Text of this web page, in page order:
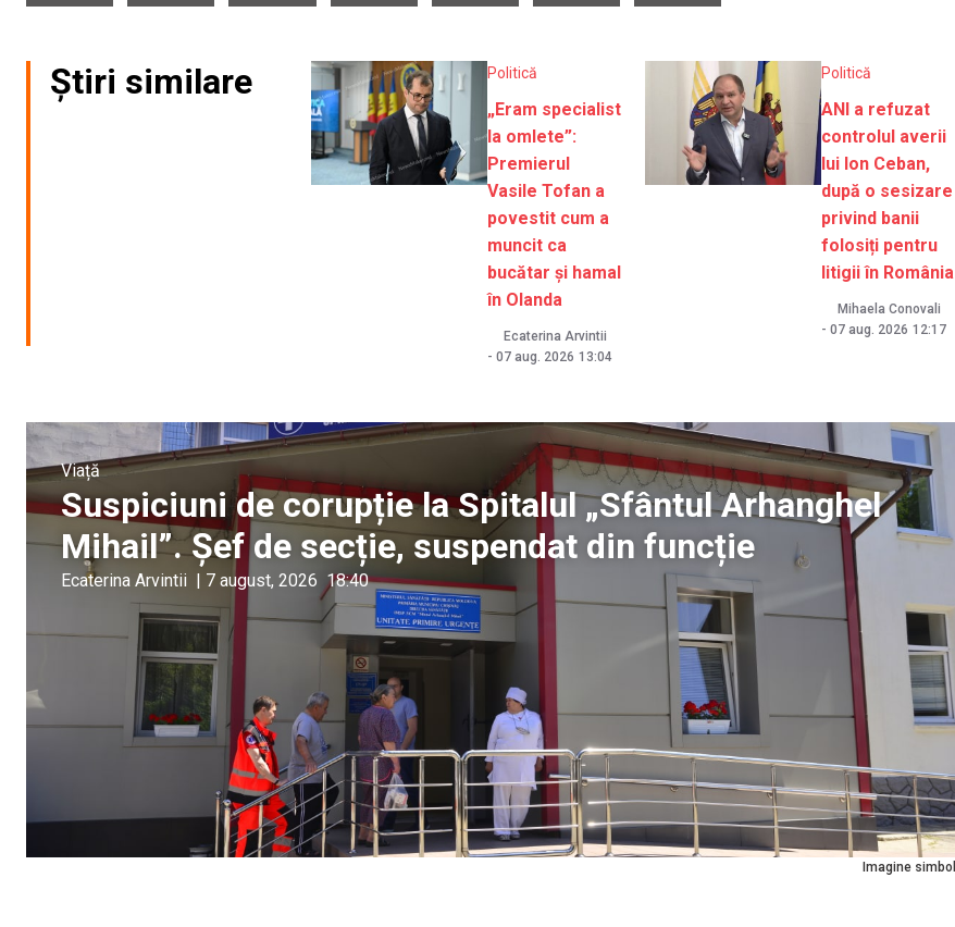
Știri similare Politică
„Eram specialist
la omlete”:
Premierul
Vasile Tofan a
povestit cum a
muncit ca
bucătar și hamal
în Olanda
Ecaterina Arvintii
- 07 aug. 2026 13:04
Politică
ANI a refuzat
controlul averii
lui Ion Ceban,
după o sesizare
privind banii
folosiți pentru
litigii în România
Mihaela Conovali
- 07 aug. 2026 12:17
Imagine simbol
Viață
Suspiciuni de corupție la Spitalul „Sfântul Arhanghel
Mihail”. Șef de secție, suspendat din funcție
Ecaterina Arvintii | 7 august, 2026 18:40